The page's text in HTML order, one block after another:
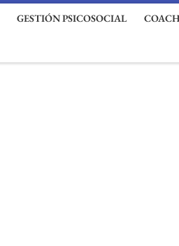
GESTIÓN PSICOSOCIAL